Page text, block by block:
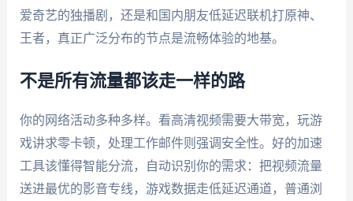
爱奇艺的独播剧，还是和国内朋友低延迟联机打原神、
王者，真正广泛分布的节点是流畅体验的地基。
不是所有流量都该走一样的路
你的网络活动多种多样。看高清视频需要大带宽，玩游
戏讲求零卡顿，处理工作邮件则强调安全性。好的加速
工具该懂得智能分流，自动识别你的需求：把视频流量
送进最优的影音专线，游戏数据走低延迟通道，普通浏